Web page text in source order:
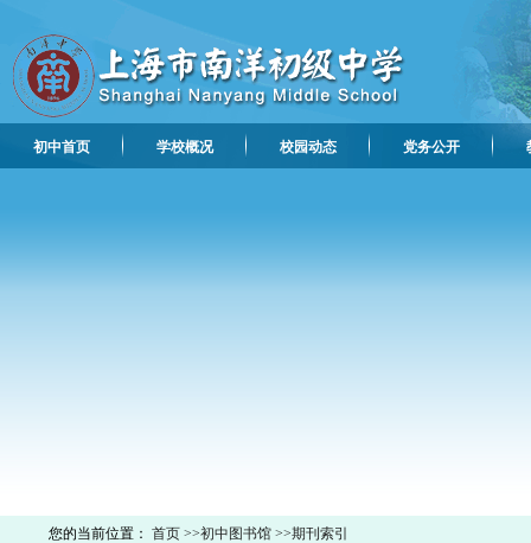
初中首页 学校概况 校园动态 党务公开
您的当前位置：首页 >>初中图书馆 >>期刊索引